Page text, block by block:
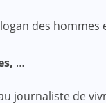
des hommes
…
journaliste de